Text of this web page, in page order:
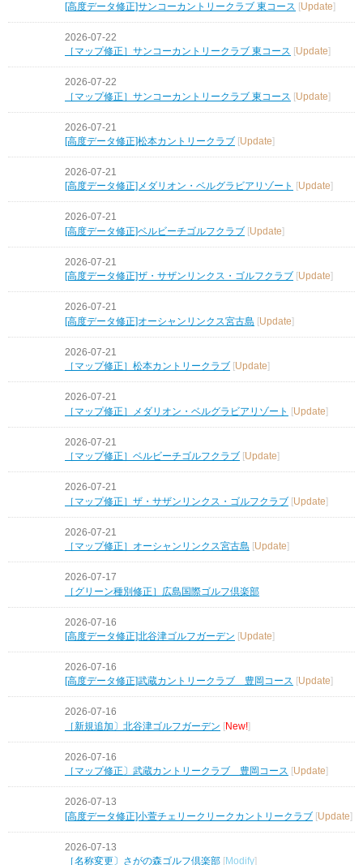
[高度データ修正]サンコーカントリークラブ 東コース [Update]
2026-07-22
［マップ修正］サンコーカントリークラブ 東コース [Update]
2026-07-22
［マップ修正］サンコーカントリークラブ 東コース [Update]
2026-07-21
[高度データ修正]松本カントリークラブ [Update]
2026-07-21
[高度データ修正]メダリオン・ベルグラビアリゾート
Update
2026-07-21
[高度データ修正]ベルビーチゴルフクラブ [Update]
2026-07-21
[高度データ修正]ザ・サザンリンクス・ゴルフクラブ
Update
2026-07-21
[高度データ修正]オーシャンリンクス宮古島 [Update]
2026-07-21
［マップ修正］松本カントリークラブ
Update
2026-07-21
［マップ修正］メダリオン・ベルグラビアリゾート
[Update]
2026-07-21
［マップ修正］ベルビーチゴルフクラブ [Update]
2026-07-21
［マップ修正］ザ・サザンリンクス・ゴルフクラブ [Update]
2026-07-21
［マップ修正］オーシャンリンクス宮古島 [Update]
2026-07-17
［グリーン種別修正］広島国際ゴルフ倶楽部
2026-07-16
[高度データ修正]北谷津ゴルフガーデン [Update]
2026-07-16
[高度データ修正]武蔵カントリークラブ 豊岡コース
Update
2026-07-16
［新規追加〕北谷津ゴルフガーデン [New!]
2026-07-16
［マップ修正〕武蔵カントリークラブ 豊岡コース
Update
2026-07-13
[高度データ修正]小萱チェリークリークカントリークラブ [Update]
2026-07-13
［名称変更〕さがの森ゴルフ倶楽部
Modify